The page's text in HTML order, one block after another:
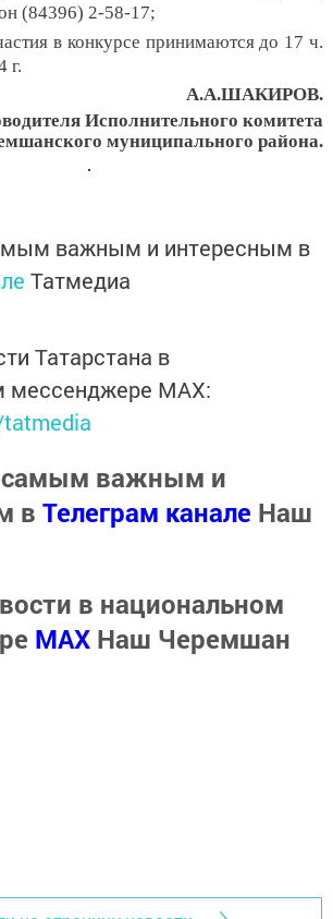
(84396) 2-58-17;
в конкурсе принимаются до 17 ч.
г.
А.А.ШАКИРОВ.
Исполнительного комитета
муниципального района.
важным и интересным в
Татмедиа
Татарстана в
мессенджере MАХ:
самым важным и
в Телеграм канале Наш
в национальном
MАХ Наш Черемшан